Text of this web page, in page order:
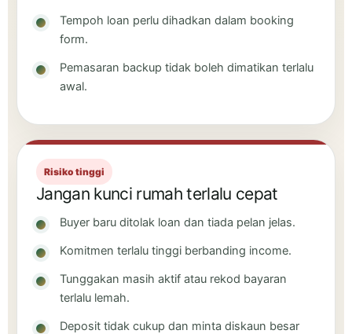
Tempoh loan perlu dihadkan dalam booking
form.
Pemasaran backup tidak boleh dimatikan terlalu
awal.
Risiko tinggi
Jangan kunci rumah terlalu cepat
Buyer baru ditolak loan dan tiada pelan jelas.
Komitmen terlalu tinggi berbanding income.
Tunggakan masih aktif atau rekod bayaran
terlalu lemah.
Deposit tidak cukup dan minta diskaun besar